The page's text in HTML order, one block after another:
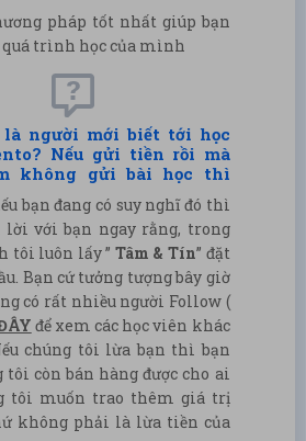
pháp tốt nhất giúp bạn
trình học của mình
bạn đang có suy nghĩ đó thì
với bạn ngay rằng, trong
tôi luôn lấy ” Tâm & Tín” đặt
Bạn cứ tưởng tượng bây giờ
có rất nhiều người Follow (
để xem các học viên khác
chúng tôi lừa bạn thì bạn
tôi còn bán hàng được cho ai
tôi muốn trao thêm giá trị
không phải là lừa tiền của
là người mới biết tới học
Nếu gửi tiền rồi mà
không gửi bài học thì